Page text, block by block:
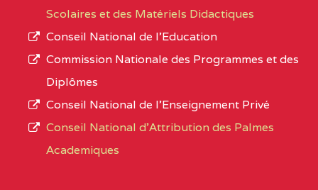
:4740 YAOUNDE
CENTRE
COLLEGE PANAFRICAIN
DE L'EXCELLENCE BP
CENTRE
COLLEGE PRIVE
L’offre
d’éducation
de
Scolaires et des Matériels Didactiques
Conseil National de l’Education
Commission Nationale des Programmes et des
Diplômes
Conseil National de l’Enseignement Privé
Conseil National d'Attribution des Palmes
Academiques